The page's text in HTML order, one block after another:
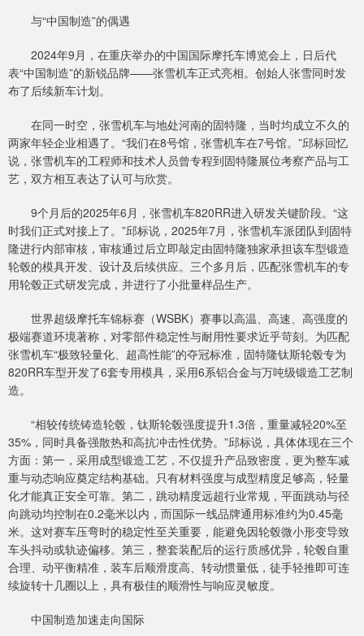
与“中国制造”的偶遇
2024年9月，在重庆举办的中国国际摩托车博览会上，日后代
表“中国制造”的新锐品牌——张雪机车正式亮相。创始人张雪同时发
布了后续新车计划。
在同一时空，张雪机车与地处河南的固特隆，当时均成立不久的
两家年轻企业相遇了。“我们在8号馆，张雪机车在7号馆。”邱标回忆
说，张雪机车的工程师和技术人员曾专程到固特隆展位考察产品与工
艺，双方相互表达了认可与欣赏。
9个月后的2025年6月，张雪机车820RR进入研发关键阶段。“这
时我们正式对接上了。”邱标说，2025年7月，张雪机车派团队到固特
隆进行内部审核，审核通过后立即敲定由固特隆独家承担该车型锻造
轮毂的模具开发、设计及后续供应。三个多月后，匹配张雪机车的专
用轮毂正式研发完成，并进行了小批量样品生产。
世界超级摩托车锦标赛（WSBK）赛事以高温、高速、高强度的
极端赛道环境著称，对零部件稳定性与耐用性要求近乎苛刻。为匹配
张雪机车“极致轻量化、超高性能”的夺冠标准，固特隆钛斯轮毂专为
820RR车型开发了6套专用模具，采用6系铝合金与万吨级锻造工艺制
造。
“相较传统铸造轮毂，钛斯轮毂强度提升1.3倍，重量减轻20%至
35%，同时具备强散热和高抗冲击性优势。”邱标说，具体体现在三个
方面：第一，采用成型锻造工艺，不仅提升产品致密度，更为整车减
重与动态响应奠定结构基础。只有材料强度与成型精度足够高，轻量
化才能真正安全可靠。第二，跳动精度远超行业常规，平面跳动与径
向跳动均控制在0.2毫米以内，而国际一线品牌通用标准约为0.45毫
米。这对赛车压弯时的稳定性至关重要，能避免因轮毂微小形变导致
车头抖动或轨迹偏移。第三，整套装配后的运行质感优异，轮毂自重
合理、动平衡精准，装车后顺滑度高、转动惯量低，徒手轻推即可连
续旋转十几圈以上，具有极佳的顺滑性与响应灵敏度。
中国制造加速走向国际